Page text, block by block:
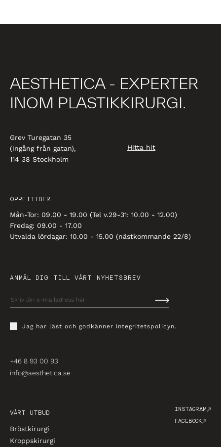
AESTHETICA - EXPERTER
INOM PLASTIKKIRURGI.
Grev Turegatan 35
(ingång från gatan),
114 38 Stockholm
Hitta hit
ÖPPETTIDER
Mån-Tor: 09.00 - 19.00 (Tel v.29-31: 10.00 - 12.00)
Fredag: 09.00 - 17.00
Utvalda lördagar: 10.00 - 15.00 (nästkommande 22/8)
ANMÄL DIG TILL VÅRT NYHETSBREV
Jag har läst och godkänner integritetspolicyn.
+46 8 93 00 93
info@aesthetica.se
VÅRT UTBUD
Bröstkirurgi
Kroppskirurgi
INSTAGRAM
FACEBOOK